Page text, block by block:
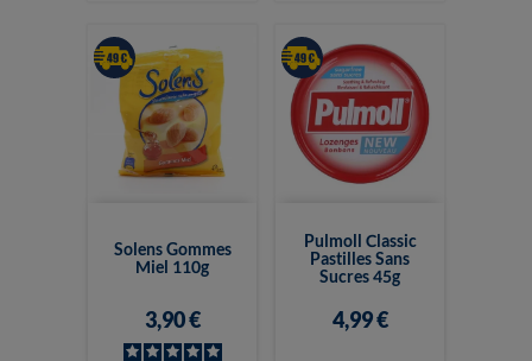
Solens Gommes
Miel 110g
3,90 €
Pulmoll Classic
Pastilles Sans
Sucres 45g
4,99 €